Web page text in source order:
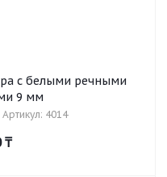
c белыми речными
9 мм
Артикул: 4014
₸